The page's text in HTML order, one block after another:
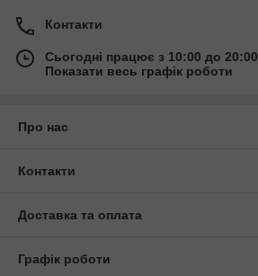
Контакти
Сьогодні працює з 10:00 до 20:00
Показати весь графік роботи
Про нас
Контакти
Доставка та оплата
Графік роботи